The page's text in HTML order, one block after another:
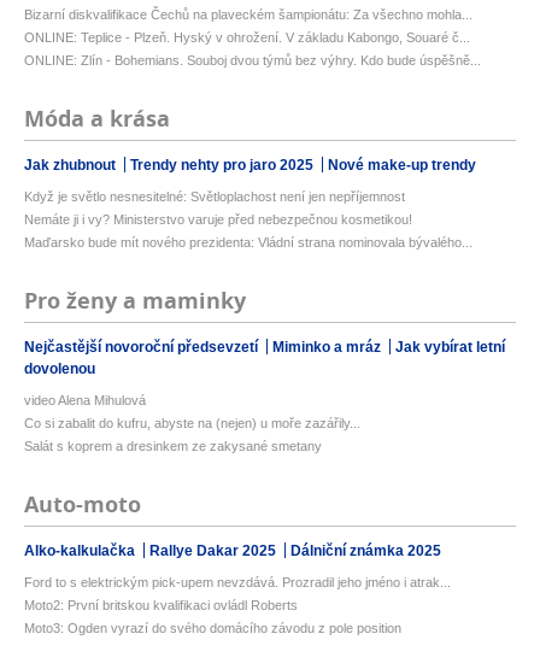
Bizarní diskvalifikace Čechů na plaveckém šampionátu: Za všechno mohla...
ONLINE: Teplice - Plzeň. Hyský v ohrožení. V základu Kabongo, Souaré č...
ONLINE: Zlín - Bohemians. Souboj dvou týmů bez výhry. Kdo bude úspěšně...
Móda a krása
Jak zhubnout Trendy nehty pro jaro 2025 Nové make-up trendy
Když je světlo nesnesitelné: Světloplachost není jen nepříjemnost
Nemáte ji i vy? Ministerstvo varuje před nebezpečnou kosmetikou!
Maďarsko bude mít nového prezidenta: Vládní strana nominovala bývalého...
Pro ženy a maminky
Nejčastější novoroční předsevzetí Miminko a mráz
Jak vybírat letní
dovolenou
video Alena Mihulová
Co si zabalit do kufru, abyste na (nejen) u moře zazářily...
Salát s koprem a dresinkem ze zakysané smetany
Auto-moto
Alko-kalkulačka Rallye Dakar 2025 Dálniční známka 2025
Ford to s elektrickým pick-upem nevzdává. Prozradil jeho jméno i atrak...
Moto2: První britskou kvalifikaci ovládl Roberts
Moto3: Ogden vyrazí do svého domácího závodu z pole position